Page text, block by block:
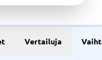
Vertailuja